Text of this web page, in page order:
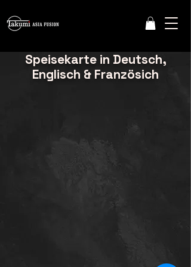
Speisekarte in Deutsch,
Englisch & Französich